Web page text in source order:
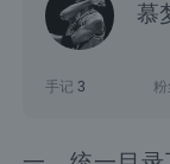
慕
手记3 粉